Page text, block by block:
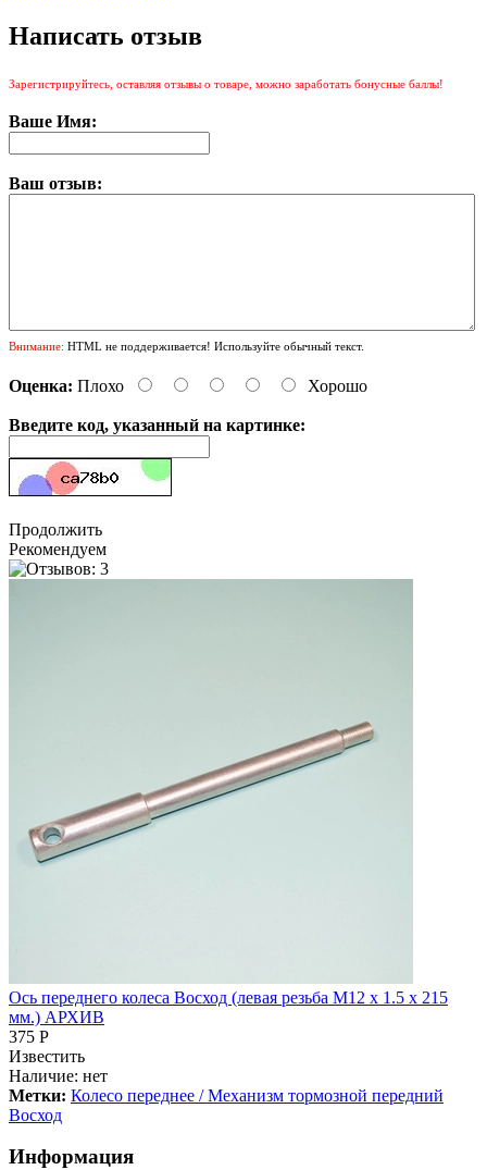
Написать отзыв
Зарегистрируйтесь, оставляя отзывы о товаре, можно заработать бонусные баллы!
Ваше Имя:
Ваш отзыв:
Внимание: HTML не поддерживается! Используйте обычный текст.
Оценка: Плохо Хорошо
Введите код, указанный на картинке:
Продолжить
Рекомендуем
Ось переднего колеса Восход (левая резьба М12 х 1.5 х 215
мм.) АРХИВ
375 Р
Известить
Наличие: нет
Метки: Колесо переднее / Механизм тормозной передний
Восход
Информация